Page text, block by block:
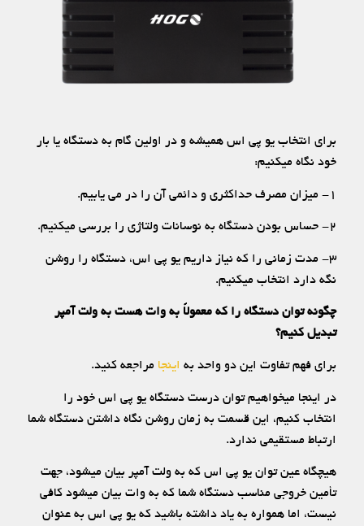
برای انتخاب یو پی اس همیشه و در اولین گام به دستگاه یا بار
خود نگاه میکنیم:
۱- میزان مصرف حداکثری و دائمی آن را در می یابیم.
۲- حساس بودن دستگاه به نوسانات ولتاژی را بررسی میکنیم.
۳- مدت زمانی را که نیاز داریم یو پی اس، دستگاه را روشن
نگه دارد انتخاب میکنیم.
چگونه توان دستگاه را که معمولاً به وات هست به ولت آمپر
تبدیل کنیم؟
برای فهم تفاوت این دو واحد به اینجا مراجعه کنید.
در اینجا میخواهیم توان درست دستگاه یو پی اس خود را
انتخاب کنیم، این قسمت به زمان روشن نگاه داشتن دستگاه شما
ارتباط مستقیمی ندارد.
هیچگاه عین توان یو پی اس که به ولت آمپر بیان میشود، جهت
تأمین خروجی مناسب دستگاه شما که به وات بیان میشود کافی
نیست، اما همواره به یاد داشته باشید که یو پی اس به عنوان